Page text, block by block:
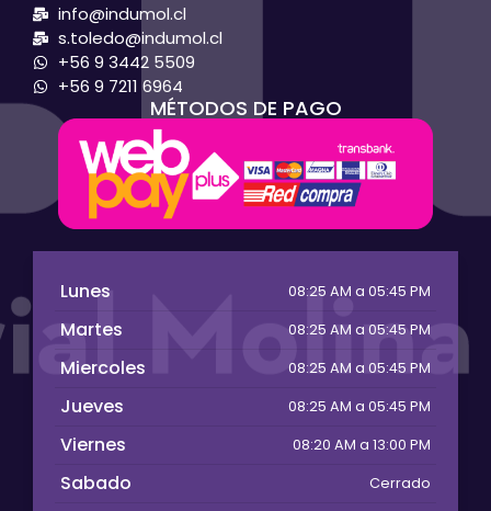
info@indumol.cl
s.toledo@indumol.cl
+56 9 3442 5509
+56 9 7211 6964
MÉTODOS DE PAGO
Lunes 08:25 AM a 05:45 PM
Martes 08:25 AM a 05:45 PM
Miercoles 08:25 AM a 05:45 PM
Jueves 08:25 AM a 05:45 PM
Viernes 08:20 AM a 13:00 PM
Sabado Cerrado